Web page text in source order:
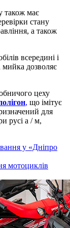
також має
стану
а також
всередині і
дозволяє
цеху
, що імітує
для
русі а / м,
у «Дніпро
мотоциклів